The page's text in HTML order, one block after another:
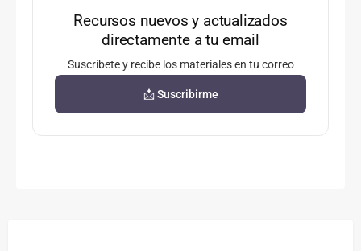
Recursos nuevos y actualizados
directamente a tu email
Suscríbete y recibe los materiales en tu correo
📩 Suscribirme